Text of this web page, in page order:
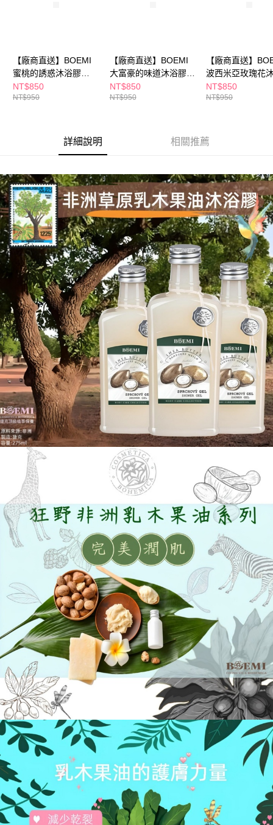
是否繳費成功／繳費後需取消欲退款等相關疑問，請聯繫「AFTEE先享後付
客戶支援中心」https://netprotections.freshdesk.com/support/home
【注意事項】
１．透過由恩沛科技股份有限公司提供之「AFTEE先享後付」服務完成之交
２．關於個人資料處理事宜，請瀏覽以下網址：
https://aftee.tw/terms/#terms3
３．未成年的使用者請事先徵得法定代理人或監護人之同意方可使用
任。
４．使用「AFTEE先享後付」時，將依據個別帳號之用戶狀況，依本公司即
時審查核予不同之上限額度；若仍有額度不足之情形，本公司將視審查結果
請求用戶進行身份認證。
５．嚴禁一人註冊多個帳號或使用他人資訊註冊。若發現惡意使用之情形，
恩沛科技股份有限公司將有權停止該用戶之使用額度並採取法律行動。
【廠商直送】BOEMI
蜜桃的誘惑沐浴膠
250ml
NT$850
NT$950
【廠商直送】BOEMI
大富豪的味道沐浴膠
275ml
NT$850
NT$950
【廠商直送】
波西米亞玫瑰花
250ml
NT$850
NT$950
詳細說明 相關推薦